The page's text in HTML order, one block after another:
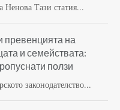
Ненова Тази статия...
превенцията на
и семействата:
ползи
законодателство...